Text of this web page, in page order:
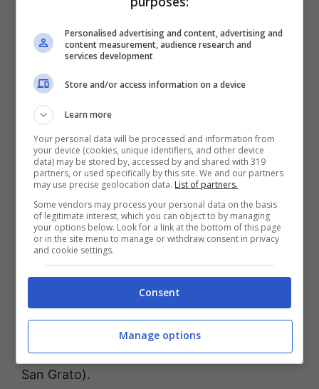
Sentiero delle processioni campestri: un percorso in cui
scoprire il territorio e la tradizione biellesi – salussolanews.it
Il sentiero, costeggiato da muretti a secco,
vigneti e terrazzamenti, è un importante
punto d’interesse archeologico e geologico.
L’itinerario parte da Salussola Monte
possibile trovare indicazioni sia sul percorso
che sulla GTB, e passa per diverse località
toccando antichi borghi (tra cui Dorzano e
Cerrione) e luoghi di culto (come l’oratorio di
San Grato).
Personalised advertising and content, advertising and
content measurement, audience research and
services development
Store and/or access information on a device
Learn more
Your personal data will be processed and information from
your device (cookies, unique identifiers, and other device
data) may be stored by, accessed by and shared with 319
partners, or used specifically by this site. We and our partners
may use precise geolocation data. List of partners.
Some vendors may process your personal data on the basis
of legitimate interest, which you can object to by managing
your options below. Look for a link at the bottom of this page
or in the site menu to manage or withdraw consent in privacy
and cookie settings.
Consent
Manage options